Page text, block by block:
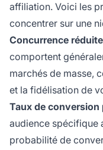
affiliation. Voici les
concentrer sur une
Concurrence réduite
comportent
marchés de masse,
et la fidélisation de
Taux de conversion
audience spécifique
probabilité de